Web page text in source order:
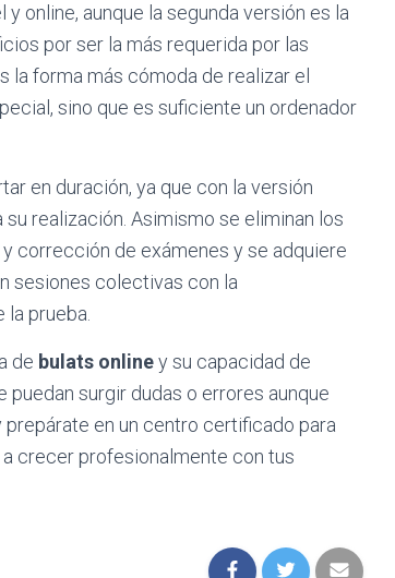
online, aunque la segunda versión es la
por ser la más requerida por las
la forma más cómoda de realizar el
sino que es suficiente un ordenador
en duración, ya que con la versión
realización. Asimismo se eliminan los
corrección de exámenes y se adquiere
sesiones colectivas con la
prueba.
de bulats onliney su capacidad de
surgir dudas o errores aunque
en un centro certificado para
crecer profesionalmente con tus